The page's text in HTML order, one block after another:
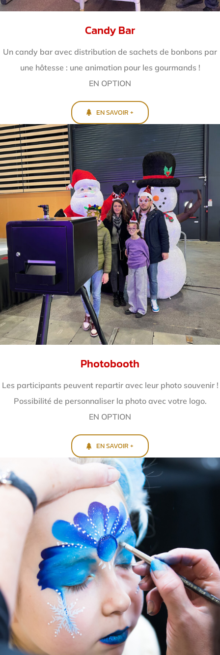
Candy Bar
Un candy bar avec distribution de sachets de bonbons par
une hôtesse : une animation pour les gourmands !
EN OPTION
EN SAVOIR +
Photobooth
Les participants peuvent repartir avec leur photo souvenir !
Possibilité de personnaliser la photo avec votre logo.
EN OPTION
EN SAVOIR +